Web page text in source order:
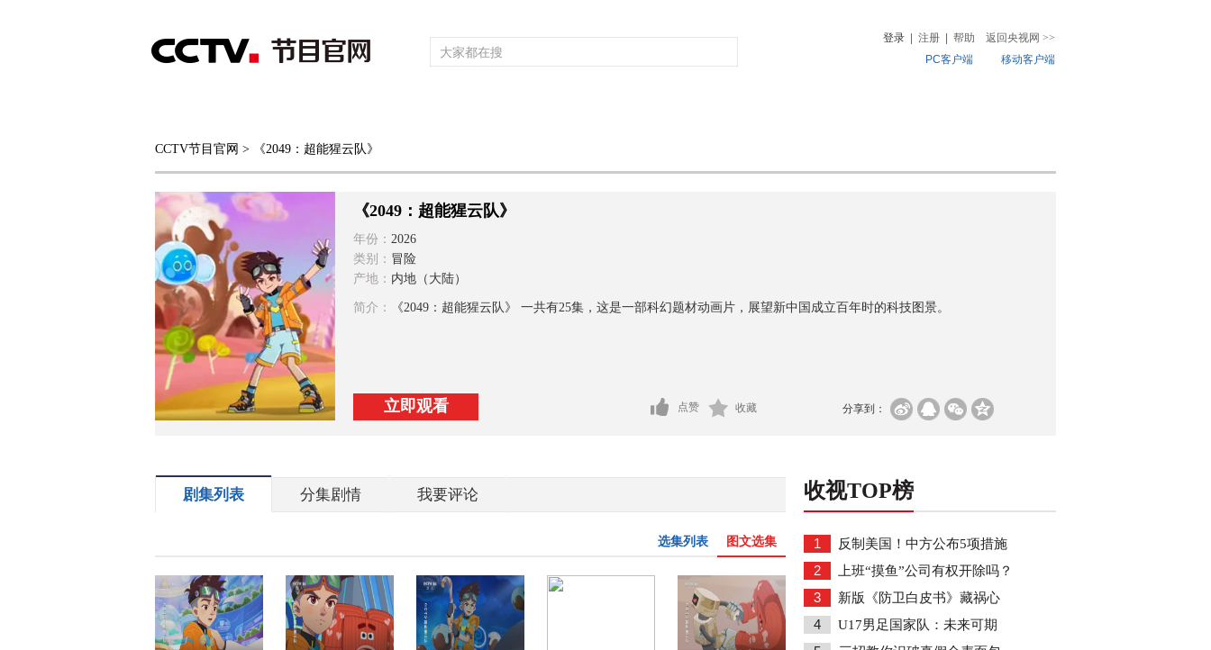
登录 注册 帮助 返回央视网 >>
PC客户端
移动客户端
综合 新闻 财经 综艺 中文国际
CCTV节目官网 > 《2049：超能猩云队》
《2049：超能猩云队》
年份： 2026
类别： 冒险
产地： 内地（大陆）
简介： 《2049：超能猩云队》 一共有25集，这是一部科幻题材动画片，展望新中国成立百年时的科技图景。
立即观看 分享到：
点赞 收藏
剧集列表 分集剧情 我要评论
图文选集
选集列表
收视TOP榜
1 反制美国！中方公布5项措施
2 上班“摸鱼”公司有权开除吗？
3 新版《防卫白皮书》藏祸心
4 U17男足国家队：未来可期